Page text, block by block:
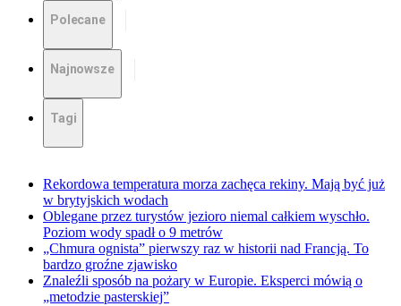
Polecane
Najnowsze
Tagi
Rekordowa temperatura morza zachęca rekiny. Mają być już
w brytyjskich wodach
Oblegane przez turystów jezioro niemal całkiem wyschło.
Poziom wody spadł o 9 metrów
„Chmura ognista” pierwszy raz w historii nad Francją. To
bardzo groźne zjawisko
Znaleźli sposób na pożary w Europie. Eksperci mówią o
„metodzie pasterskiej”